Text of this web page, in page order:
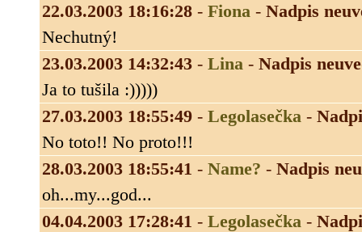
22.03.2003 18:16:28 - Fiona - Nadpis
Nechutný!
23.03.2003 14:32:43 - Lina - Nadpis
Ja to tušila :)))))
27.03.2003 18:55:49 - Legolasečka -
No toto!! No proto!!!
28.03.2003 18:55:41 - Name? - Nadpis
oh...my...god...
04.04.2003 17:28:41 - Legolasečka -